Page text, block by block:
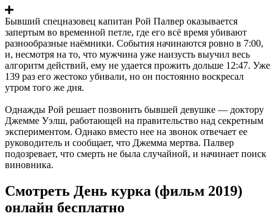
Бывший спецназовец капитан Рой Палвер оказывается
запертым во временной петле, где его всё время убивают
разнообразные наёмники. События начинаются ровно в 7:00,
и, несмотря на то, что мужчина уже наизусть выучил весь
алгоритм действий, ему не удается прожить дольше 12:47. Уже
139 раз его жестоко убивали, но он постоянно воскресал
утром того же дня.
Однажды Рой решает позвонить бывшей девушке — доктору
Джемме Уэлш, работающей на правительство над секретным
экспериментом. Однако вместо нее на звонок отвечает ее
руководитель и сообщает, что Джемма мертва. Палвер
подозревает, что смерть не была случайной, и начинает поиск
виновника.
Смотреть День курка (фильм 2019)
онлайн бесплатно